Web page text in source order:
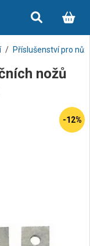
Příslušenství pro
nožů
-12%